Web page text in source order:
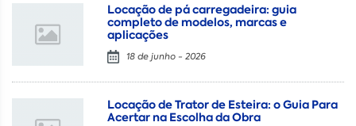
Locação de pá carregadeira: guia
completo de modelos, marcas e
aplicações
18 de junho - 2026
Locação de Trator de Esteira: o Guia Para
Acertar na Escolha da Obra